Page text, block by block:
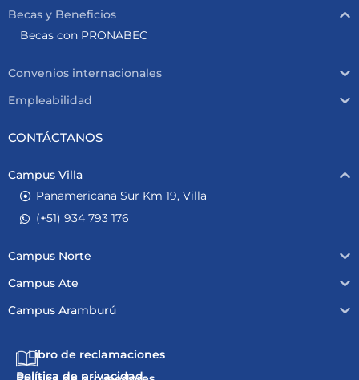
Becas y Beneficios
Becas con PRONABEC
Convenios internacionales
Empleabilidad
CONTÁCTANOS
Campus Villa
Panamericana Sur Km 19, Villa
(+51) 934 793 176
Campus Norte
Campus Ate
Campus Aramburú
Libro de reclamaciones
Política de privacidad